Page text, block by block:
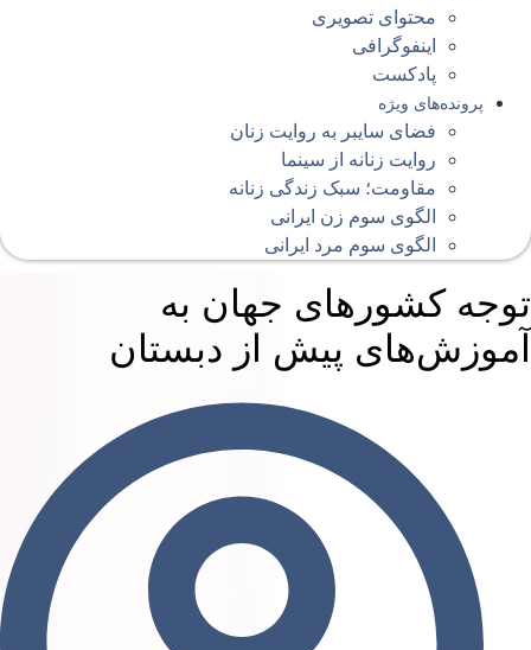
محتوای تصویری
اینفوگرافی
پادکست
پرونده‌های ویژه
فضای سایبر به روایت زنان
روایت زنانه از سینما
مقاومت؛ سبک زندگی زنانه
الگوی سوم زن ایرانی
الگوی سوم مرد ایرانی
کشورهای جهان به
پیش از دبستان